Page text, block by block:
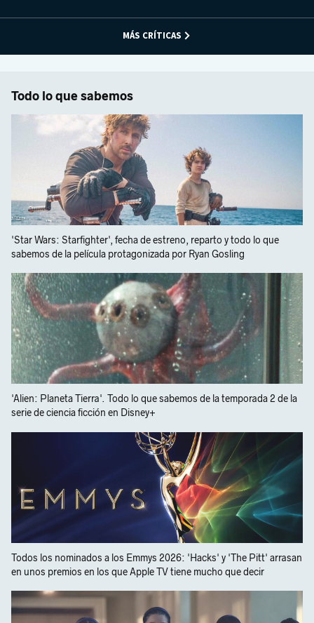
MÁS CRÍTICAS
Todo lo que sabemos
'Star Wars: Starfighter', fecha de estreno, reparto y todo lo que
sabemos de la película protagonizada por Ryan Gosling
'Alien: Planeta Tierra'. Todo lo que sabemos de la temporada 2 de la
serie de ciencia ficción en Disney+
Todos los nominados a los Emmys 2026: 'Hacks' y 'The Pitt' arrasan
en unos premios en los que Apple TV tiene mucho que decir